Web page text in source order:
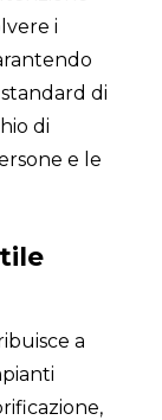
i
di
di
e le
a